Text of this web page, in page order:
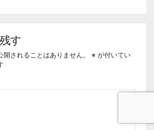
す
開されることはありません。 ※ が付いてい